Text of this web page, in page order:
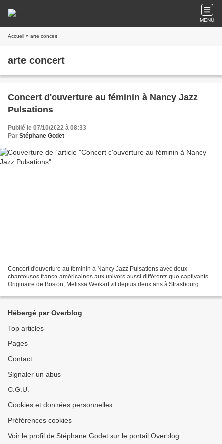
MENU
Accueil » arte concert
arte concert
Concert d'ouverture au féminin à Nancy Jazz
Pulsations
Publié le 07/10/2022 à 08:33
Par Stéphane Godet
Concert d'ouverture au féminin à Nancy Jazz Pulsations avec deux
chanteuses franco-américaines aux univers aussi différents que captivants.
Originaire de Boston, Melissa Weikart vit depuis deux ans à Strasbourg.
Hébergé par Overblog
Top articles
Pages
Contact
Signaler un abus
C.G.U.
Cookies et données personnelles
Préférences cookies
Voir le profil de Stéphane Godet sur le portail Overblog